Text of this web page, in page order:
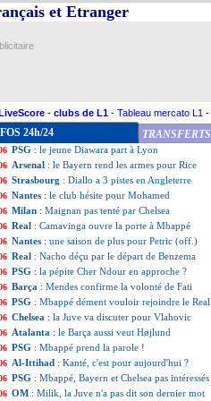
et Etranger
- clubs de L1 - Tableau mercato L1 -
24h/24 TRANSFERTS
OM: Gallardo, son clan confirme mais...
Toulouse
Montpellier: Nordin dans le viseur de Nice
CdM 2026 : Messi ne s'y voit pas
PSG : le jeune Diawara part à Lyon
Arsenal : le Bayern rend les armes pour Rice
Strasbourg : Diallo a 3 pistes en Angleterre
Nantes : le club hésite pour Mohamed
Milan : Maignan pas tenté par Chelsea
Real : Camavinga ouvre la porte à Mbappé
Nantes : une saison de plus pour Petric (off.)
Real : Nacho déçu par le départ de Benzema
PSG : la pépite Cher Ndour en approche ?
Barça : Mendes confirme la volonté de Fati
PSG : Mbappé dément vouloir rejoindre le Real
Chelsea : la Juve va discuter pour Vlahovic
Atalanta : le Barça aussi veut Højlund
PSG : Mbappé prend la parole !
Al-Ittihad : Kanté, c'est pour aujourd'hui ?
PSG : Mbappé, Bayern et Chelsea pas intéressés
OM : Milik, la Juve n'a pas dit son dernier mot